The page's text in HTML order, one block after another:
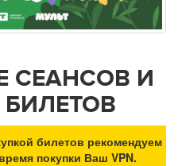
СЕАНСОВ И
билетов рекомендуем
покупки Ваш VPN.